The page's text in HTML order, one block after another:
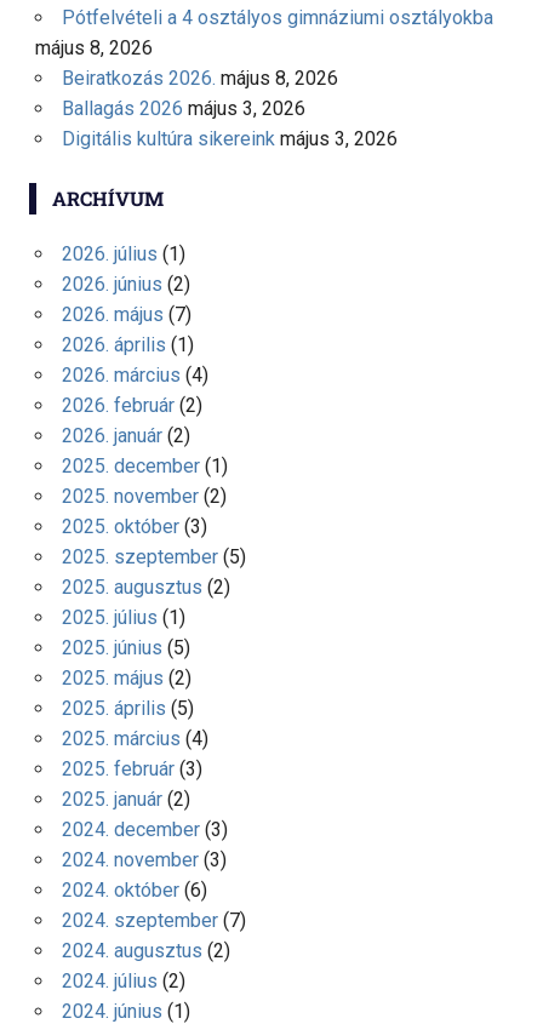
Pótfelvételi a 4 osztályos gimnáziumi osztályokba
május 8, 2026
Beiratkozás 2026. május 8, 2026
Ballagás 2026 május 3, 2026
Digitális kultúra sikereink május 3, 2026
ARCHÍVUM
2026. július (1)
2026. június (2)
2026. május (7)
2026. április (1)
2026. március (4)
2026. február(2)
2026. január(2)
2025. december(1)
2025. november(2)
2025. október(3)
2025. szeptember(5)
2025. augusztus (2)
2025. július (1)
2025. június (5)
2025. május (2)
2025. április (5)
2025. március (4)
2025. február(3)
2025. január(2)
2024. december(3)
2024. november(3)
2024. október(6)
2024. szeptember(7)
2024. augusztus (2)
2024. július (2)
2024. június (1)